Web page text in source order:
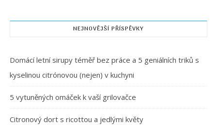
NEJNOVĚJŠÍ PŘÍSPĚVKY
Domácí letní sirupy téměř bez práce a 5 geniálních triků s
kyselinou citrónovou (nejen) v kuchyni
5 vytuněných omáček k vaší grilovačce
Citronový dort s ricottou a jedlými květy